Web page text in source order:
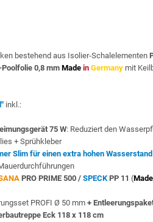
bestehend aus Isolier-Schalelementen
Poolfolie 0,8 mm Made in Germany mit
inkl.:
75 W: Reduziert den
+ Sprühkleber
Slim für einen extra hohen Wasserstand
PRO PRIME 500 / SPECKPP 11 (Made
PROFI Ø 50 mm+
Eck 118 x 118 cm